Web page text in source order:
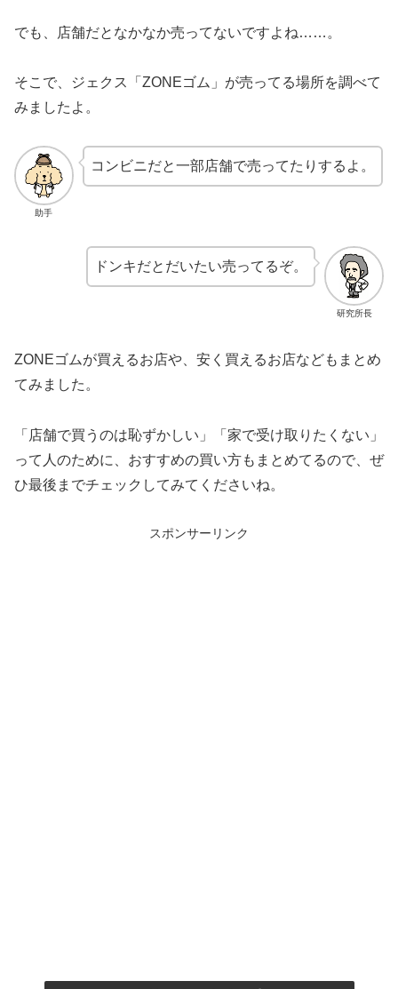
でも、店舗だとなかなか売ってないですよね……。
そこで、ジェクス「ZONEゴム」が売ってる場所を調べて
みましたよ。
助手
コンビニだと一部店舗で売ってたりするよ。
研究所長
ドンキだとだいたい売ってるぞ。
ZONEゴムが買えるお店や、安く買えるお店などもまとめ
てみました。
「店舗で買うのは恥ずかしい」「家で受け取りたくない」
って人のために、おすすめの買い方もまとめてるので、ぜ
ひ最後までチェックしてみてくださいね。
スポンサーリンク